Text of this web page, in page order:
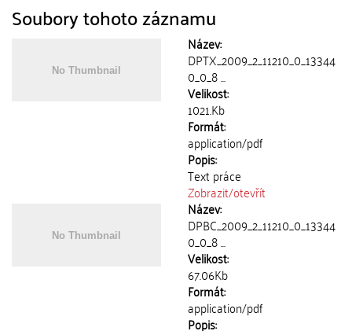
Soubory tohoto záznamu
Název:
DPTX_2009_2_11210_0_13344
0_0_8 ...
Velikost:
1021.Kb
Formát:
application/pdf
Popis:
Text práce
Zobrazit/otevřít
Název:
DPBC_2009_2_11210_0_13344
0_0_8 ...
Velikost:
67.06Kb
Formát:
application/pdf
Popis: